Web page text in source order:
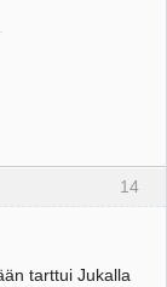
14
tarttui Jukalla